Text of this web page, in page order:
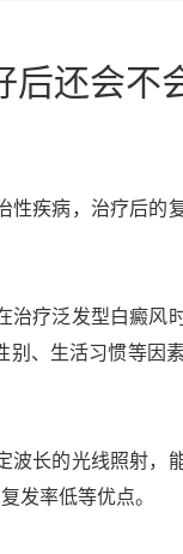
后还会不
疾病，治疗后的
疗泛发型白癜风
、生活习惯等因
长的光线照射，
发率低等优点。